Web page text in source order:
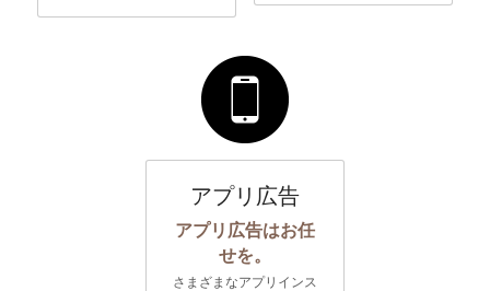
アプリ広告
アプリ広告はお任
せを。
さまざまなアプリインス